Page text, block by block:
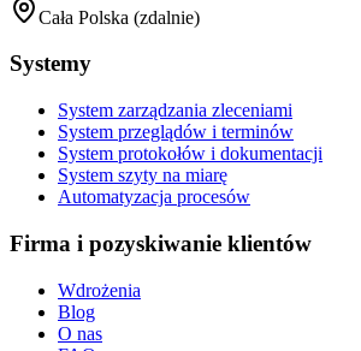
Cała Polska (zdalnie)
Systemy
System zarządzania zleceniami
System przeglądów i terminów
System protokołów i dokumentacji
System szyty na miarę
Automatyzacja procesów
Firma i pozyskiwanie klientów
Wdrożenia
Blog
O nas